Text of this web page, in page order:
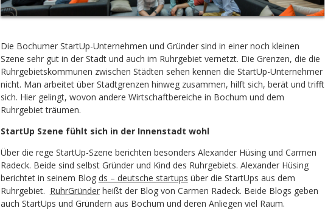
Die Bochumer StartUp-Unternehmen und Gründer sind in einer noch kleinen
Szene sehr gut in der Stadt und auch im Ruhrgebiet vernetzt. Die Grenzen, die die
Ruhrgebietskommunen zwischen Städten sehen kennen die StartUp-Unternehmer
nicht. Man arbeitet über Stadtgrenzen hinweg zusammen, hilft sich, berät und trifft
sich. Hier gelingt, wovon andere Wirtschaftbereiche in Bochum und dem
Ruhrgebiet träumen.
StartUp Szene fühlt sich in der Innenstadt wohl
Über die rege StartUp-Szene berichten besonders Alexander Hüsing und Carmen
Radeck. Beide sind selbst Gründer und Kind des Ruhrgebiets. Alexander Hüsing
berichtet in seinem Blog ds – deutsche startups über die StartUps aus dem
Ruhrgebiet. RuhrGründerheißt der Blog von Carmen Radeck. Beide Blogs geben
auch StartUps und Gründern aus Bochum und deren Anliegen viel Raum.